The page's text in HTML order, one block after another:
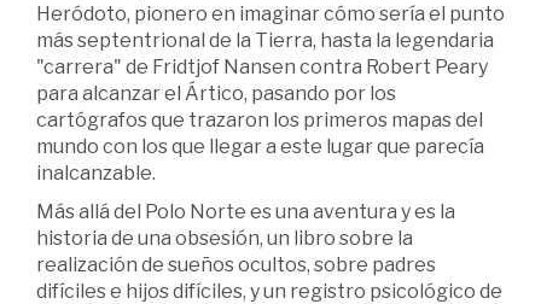
Heródoto, pionero en imaginar cómo sería el punto
más septentrional de la Tierra, hasta la legendaria
"carrera" de Fridtjof Nansen contra Robert Peary
para alcanzar el Ártico, pasando por los
cartógrafos que trazaron los primeros mapas del
mundo con los que llegar a este lugar que parecía
inalcanzable.
Más allá del Polo Norte es una aventura y es la
historia de una obsesión, un libro sobre la
realización de sueños ocultos, sobre padres
difíciles e hijos difíciles, y un registro psicológico de